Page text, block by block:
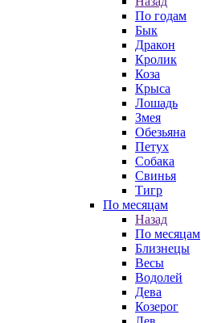
По годам
Бык
Дракон
Кролик
Коза
Крыса
Лошадь
Змея
Обезьяна
Петух
Собака
Свинья
Тигр
По месяцам
Назад
По месяцам
Близнецы
Весы
Водолей
Дева
Козерог